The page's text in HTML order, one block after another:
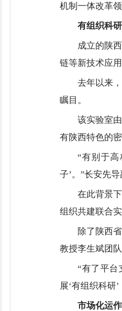
机制一体改革
有组织科
成立的陕
链等新技术应
去年以来
瞩目。
该实验室
有陕西特色的
“有别于
子’。”长安先
在此背景
组织共建联合
除了陕西
教授李生斌团
“有了平
展‘有组织科研
市场化运